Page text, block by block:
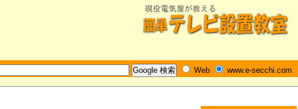
Web www.e-secchi.com